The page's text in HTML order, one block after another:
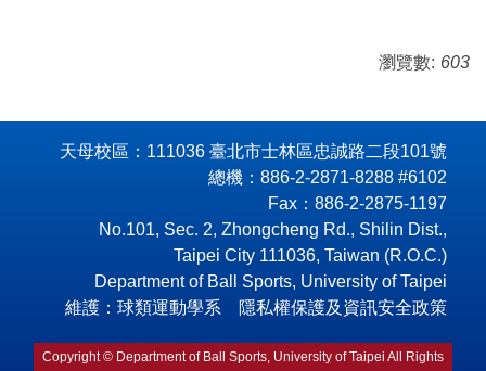
瀏覽數: 603
天母校區：111036 臺北市士林區忠誠路二段101號
總機：886-2-2871-8288 #6102
Fax：886-2-2875-1197
No.101, Sec. 2, Zhongcheng Rd., Shilin Dist.,
Taipei City 111036, Taiwan (R.O.C.)
Department of Ball Sports, University of Taipei
維護：球類運動學系 隱私權保護及資訊安全政策
Copyright © Department of Ball Sports, University of Taipei All Rights